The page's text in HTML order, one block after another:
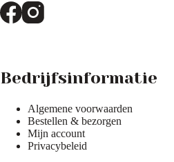
Bedrijfsinformatie
Algemene voorwaarden
Bestellen & bezorgen
Mijn account
Privacybeleid